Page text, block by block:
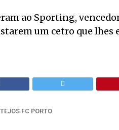
ao Sporting,
um cetro que lhes
FC PORTO